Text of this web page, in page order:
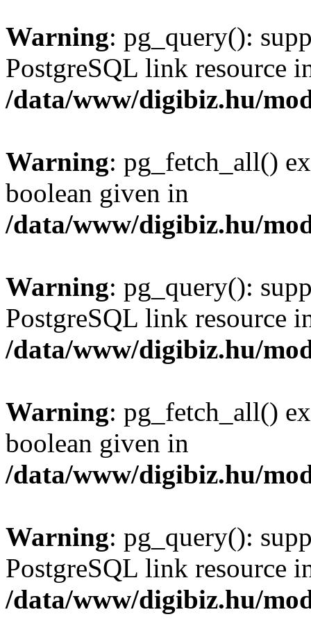
Warning: pg_query():
PostgreSQL link resource
/data/www/digibiz.hu/
Warning: pg_fetch_all()
boolean given in
/data/www/digibiz.hu/
Warning: pg_query():
PostgreSQL link resource
/data/www/digibiz.hu/
Warning: pg_fetch_all()
boolean given in
/data/www/digibiz.hu/
Warning: pg_query():
PostgreSQL link resource
/data/www/digibiz.hu/